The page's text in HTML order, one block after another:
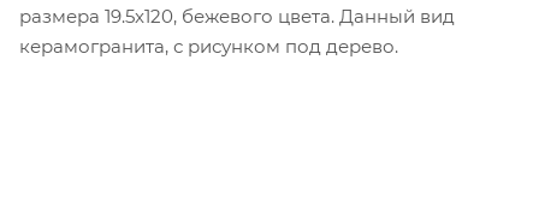
размера 19.5x120, бежевого цвета. Данный вид
керамогранита, с рисунком под дерево.